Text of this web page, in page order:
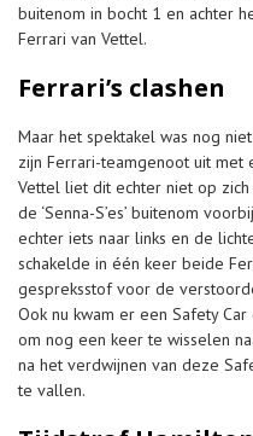
buitenom in bocht 1 en achter
Ferrari van Vettel.
Ferrari’s clashen
Maar het spektakel was nog
zijn Ferrari-teamgenoot uit met
Vettel liet dit echter niet op
de ‘Senna-S’es’ buitenom
echter iets naar links en de
schakelde in één keer beide
gespreksstof voor de
Ook nu kwam er een Safety
om nog een keer te wisselen
na het verdwijnen van deze
te vallen.